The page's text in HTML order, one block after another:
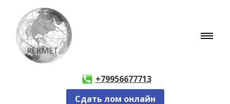
+79956677713
Сдать лом онлайн